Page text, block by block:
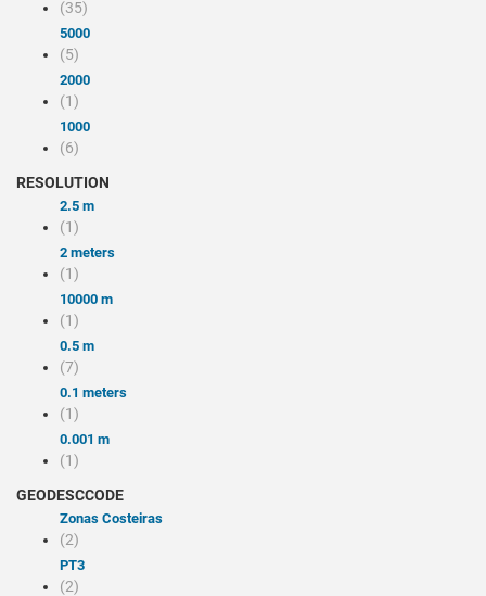
(35)
5000
(5)
2000
(1)
1000
(6)
RESOLUTION
2.5 m
(1)
2 meters
(1)
10000 m
(1)
0.5 m
(7)
0.1 meters
(1)
0.001 m
(1)
GEODESCCODE
Zonas Costeiras
(2)
PT3
(2)